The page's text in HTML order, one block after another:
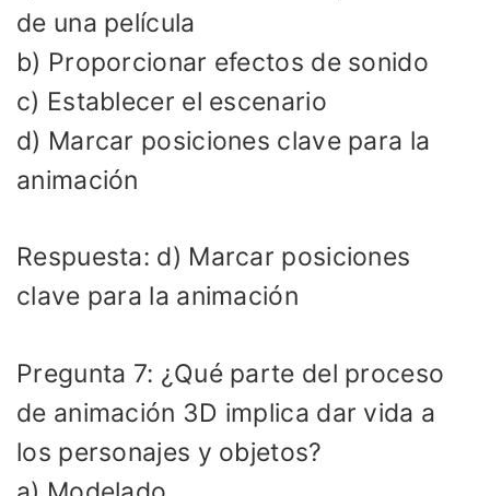
de una película
b) Proporcionar efectos de sonido
c) Establecer el escenario
d) Marcar posiciones clave para la
animación
Respuesta: d) Marcar posiciones
clave para la animación
Pregunta 7: ¿Qué parte del proceso
de animación 3D implica dar vida a
los personajes y objetos?